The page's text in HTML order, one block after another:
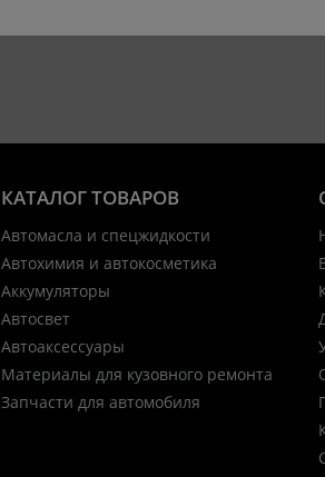
КАТАЛОГ ТОВАРОВ
Автомасла и спецжидкости
Автохимия и автокосметика
Аккумуляторы
Автосвет
Автоаксессуары
Материалы для кузовного ремонта
Запчасти для автомобиля